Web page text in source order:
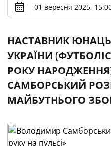
01 вересня 2025,
НАСТАВНИК
УКРАЇНИ
РОКУ
САМБОРСЬКИЙ
МАЙБУТНЬОГО